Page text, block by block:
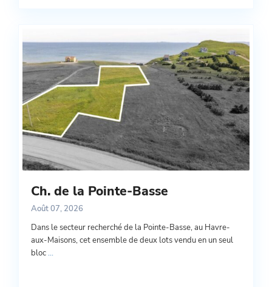
Ch. de la Pointe-Basse
Août 07, 2026
Dans le secteur recherché de la Pointe-Basse, au Havre-
aux-Maisons, cet ensemble de deux lots vendu en un seul
bloc...